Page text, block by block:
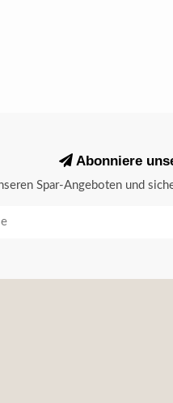
Abonniere
Spar-Angeboten und